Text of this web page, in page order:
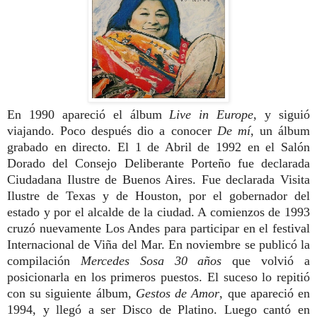
En 1990 apareció el álbumLive in Europe, y siguió
viajando. Poco después dio a conocer De mí, un álbum
grabado en directo. El 1 de Abril de 1992 en el Salón
Dorado del Consejo Deliberante Porteño fue declarada
Ciudadana Ilustre de Buenos Aires. Fue declarada Visita
Ilustre de Texas y de Houston, por el gobernador del
estado y por el alcalde de la ciudad. A comienzos de 1993
cruzó nuevamente Los Andes para participar en el festival
Internacional de Viña del Mar. En noviembre se publicó la
compilación Mercedes Sosa 30 años que volvió a
posicionarla en los primeros puestos. El suceso lo repitió
con su siguiente álbum, Gestos de Amor, que apareció en
1994, y llegó a ser Disco de Platino. Luego cantó en